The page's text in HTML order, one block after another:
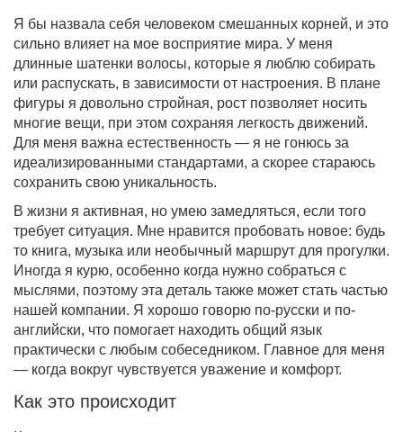
Я бы назвала себя человеком смешанных корней, и это
сильно влияет на мое восприятие мира. У меня
длинные шатенки волосы, которые я люблю собирать
или распускать, в зависимости от настроения. В плане
фигуры я довольно стройная, рост позволяет носить
многие вещи, при этом сохраняя легкость движений.
Для меня важна естественность — я не гонюсь за
идеализированными стандартами, а скорее стараюсь
сохранить свою уникальность.
В жизни я активная, но умею замедляться, если того
требует ситуация. Мне нравится пробовать новое: будь
то книга, музыка или необычный маршрут для прогулки.
Иногда я курю, особенно когда нужно собраться с
мыслями, поэтому эта деталь также может стать частью
нашей компании. Я хорошо говорю по-русски и по-
английски, что помогает находить общий язык
практически с любым собеседником. Главное для меня
— когда вокруг чувствуется уважение и комфорт.
Как это происходит